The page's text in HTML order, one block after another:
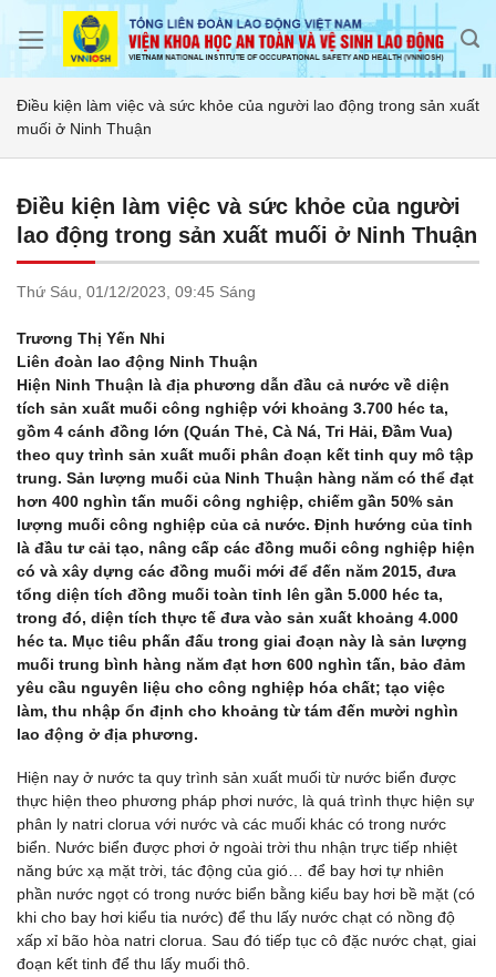
Điều kiện làm việc và sức khỏe của người lao động trong sản xuất
muối ở Ninh Thuận
Điều kiện làm việc và sức khỏe của người
lao động trong sản xuất muối ở Ninh Thuận
Thứ Sáu, 01/12/2023, 09:45 Sáng
Trương Thị Yến Nhi
Liên đoàn lao động Ninh Thuận
Hiện Ninh Thuận là địa phương dẫn đầu cả nước về diện
tích sản xuất muối công nghiệp với khoảng 3.700 héc ta,
gồm 4 cánh đồng lớn (Quán Thẻ, Cà Ná, Tri Hải, Đầm Vua)
theo quy trình sản xuất muối phân đoạn kết tinh quy mô tập
trung. Sản lượng muối của Ninh Thuận hàng năm có thể đạt
hơn 400 nghìn tấn muối công nghiệp, chiếm gần 50% sản
lượng muối công nghiệp của cả nước. Định hướng của tỉnh
là đầu tư cải tạo, nâng cấp các đồng muối công nghiệp hiện
có và xây dựng các đồng muối mới để đến năm 2015, đưa
tổng diện tích đồng muối toàn tỉnh lên gần 5.000 héc ta,
trong đó, diện tích thực tế đưa vào sản xuất khoảng 4.000
héc ta. Mục tiêu phấn đấu trong giai đoạn này là sản lượng
muối trung bình hàng năm đạt hơn 600 nghìn tấn, bảo đảm
yêu cầu nguyên liệu cho công nghiệp hóa chất; tạo việc
làm, thu nhập ổn định cho khoảng từ tám đến mười nghìn
lao động ở địa phương.
Hiện nay ở nước ta quy trình sản xuất muối từ nước biển được
thực hiện theo phương pháp phơi nước, là quá trình thực hiện sự
phân ly natri clorua với nước và các muối khác có trong nước
biển. Nước biển được phơi ở ngoài trời thu nhận trực tiếp nhiệt
năng bức xạ mặt trời, tác động của gió… để bay hơi tự nhiên
phần nước ngọt có trong nước biển bằng kiểu bay hơi bề mặt (có
khi cho bay hơi kiểu tia nước) để thu lấy nước chạt có nồng độ
xấp xỉ bão hòa natri clorua. Sau đó tiếp tục cô đặc nước chạt, giai
đoạn kết tinh để thu lấy muối thô.